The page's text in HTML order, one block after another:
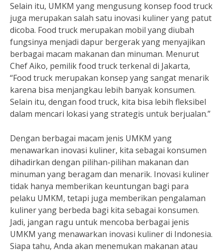
Selain itu, UMKM yang mengusung konsep food truck
juga merupakan salah satu inovasi kuliner yang patut
dicoba. Food truck merupakan mobil yang diubah
fungsinya menjadi dapur bergerak yang menyajikan
berbagai macam makanan dan minuman. Menurut
Chef Aiko, pemilik food truck terkenal di Jakarta,
“Food truck merupakan konsep yang sangat menarik
karena bisa menjangkau lebih banyak konsumen.
Selain itu, dengan food truck, kita bisa lebih fleksibel
dalam mencari lokasi yang strategis untuk berjualan.”
Dengan berbagai macam jenis UMKM yang
menawarkan inovasi kuliner, kita sebagai konsumen
dihadirkan dengan pilihan-pilihan makanan dan
minuman yang beragam dan menarik. Inovasi kuliner
tidak hanya memberikan keuntungan bagi para
pelaku UMKM, tetapi juga memberikan pengalaman
kuliner yang berbeda bagi kita sebagai konsumen.
Jadi, jangan ragu untuk mencoba berbagai jenis
UMKM yang menawarkan inovasi kuliner di Indonesia.
Siapa tahu, Anda akan menemukan makanan atau